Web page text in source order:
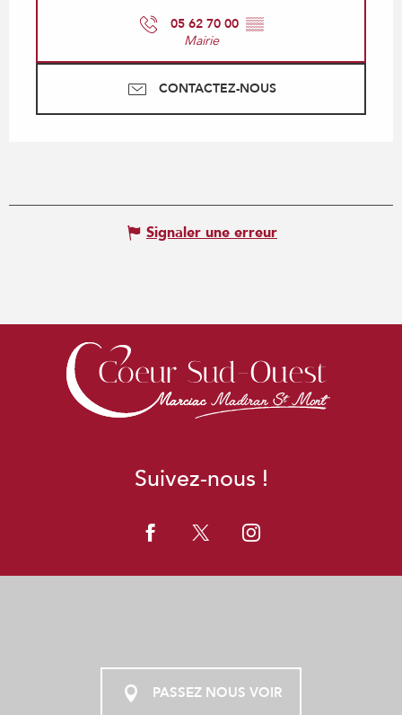
05 62 70 00 ▒▒
Mairie
CONTACTEZ-NOUS
Signaler une erreur
Suivez-nous !
PASSEZ NOUS VOIR